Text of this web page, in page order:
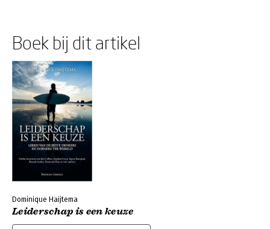
Boek bij dit artikel
Dominique Haijtema
Leiderschap is een keuze